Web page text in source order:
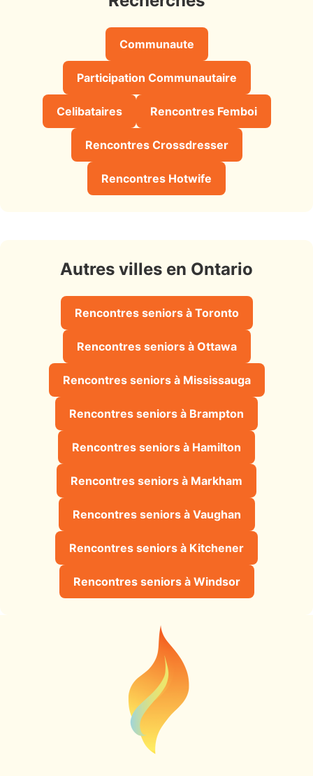
Communaute
Participation Communautaire
Celibataires Rencontres Femboi
Rencontres Crossdresser
Rencontres Hotwife
Autres villes en Ontario
Rencontres seniors à Toronto
Rencontres seniors à Ottawa
Rencontres seniors à Mississauga
Rencontres seniors à Brampton
Rencontres seniors à Hamilton
Rencontres seniors à Markham
Rencontres seniors à Vaughan
Rencontres seniors à Kitchener
Rencontres seniors à Windsor